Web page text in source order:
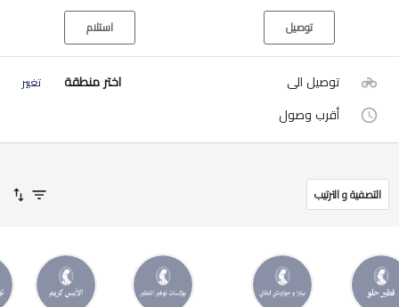
توصيل استلام
توصيل الى اختر منطقة تغيير
أقرب وصول
التصفية و الترتيب